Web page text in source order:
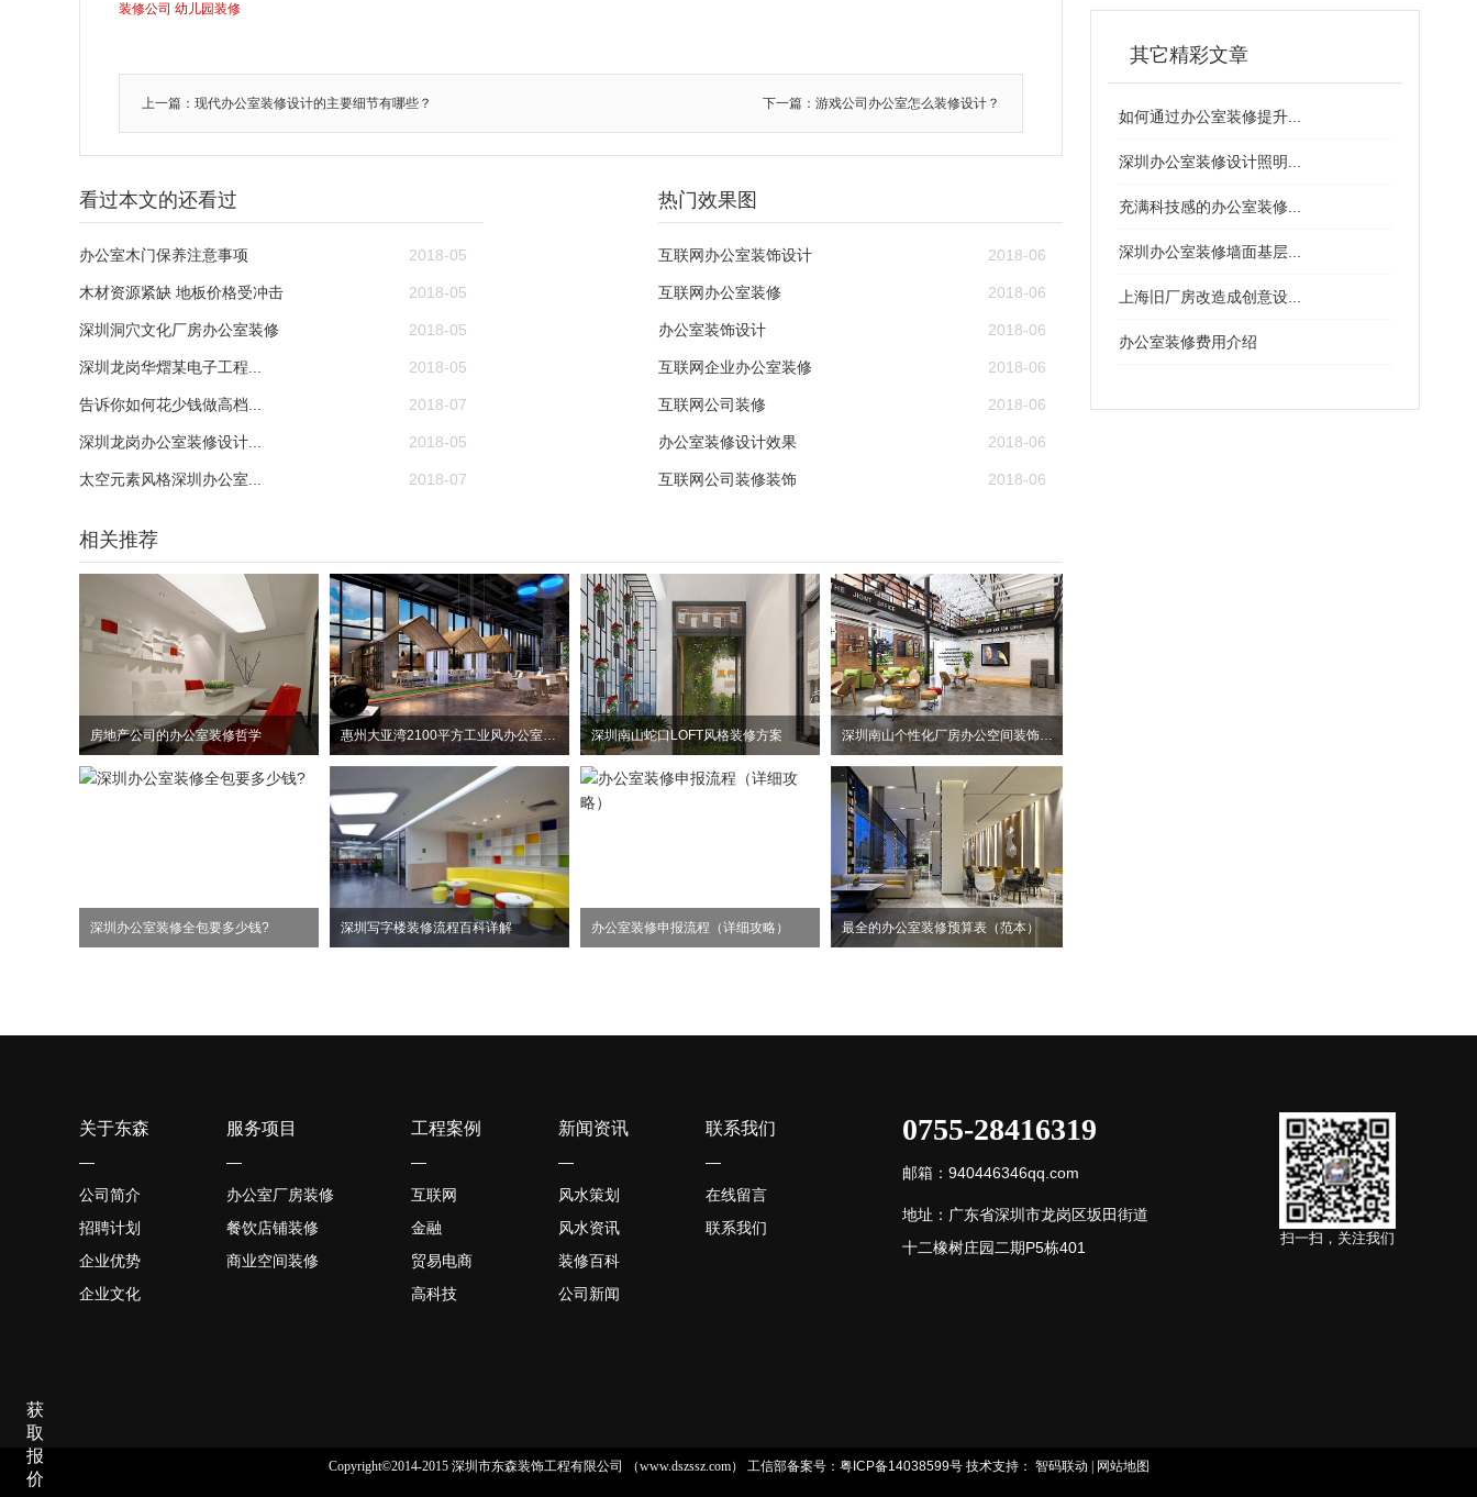
装修公司 幼儿园装修
上一篇：现代办公室装修设计的主要细节有哪些？ 下一篇：游戏公司办公室怎么装修设计？
看过本文的还看过
办公室木门保养注意事项 2018-05
木材资源紧缺 地板价格受冲击 2018-05
深圳洞穴文化厂房办公室装修 2018-05
深圳龙岗华熠某电子工程... 2018-05
告诉你如何花少钱做高档... 2018-07
深圳龙岗办公室装修设计... 2018-05
太空元素风格深圳办公室... 2018-07
热门效果图
互联网办公室装饰设计 2018-06
互联网办公室装修 2018-06
办公室装饰设计 2018-06
互联网企业办公室装修 2018-06
互联网公司装修 2018-06
办公室装修设计效果 2018-06
互联网公司装修装饰 2018-06
相关推荐
房地产公司的办公室装修哲学 惠州大亚湾2100平方工业风办公室装修设计项目 深圳南山蛇口LOFT风格装修方案 深圳南山个性化厂房办公空间装饰设计
深圳办公室装修全包要多少钱? 深圳写字楼装修流程百科详解 办公室装修申报流程（详细攻略） 最全的办公室装修预算表（范本）
其它精彩文章
如何通过办公室装修提升...
深圳办公室装修设计照明...
充满科技感的办公室装修...
深圳办公室装修墙面基层...
上海旧厂房改造成创意设...
办公室装修费用介绍
关于东森
—
公司简介
招聘计划
企业优势
企业文化
服务项目
—
办公室厂房装修
餐饮店铺装修
商业空间装修
工程案例
—
互联网
金融
贸易电商
高科技
新闻资讯
—
风水策划
风水资讯
装修百科
公司新闻
联系我们
—
在线留言
联系我们
0755-28416319
邮箱：940446346qq.com
地址：广东省深圳市龙岗区坂田街道
十二橡树庄园二期P5栋401
扫一扫，关注我们
Copyright©2014-2015 深圳市东森装饰工程有限公司 （www.dszssz.com） 工信部备案号：粤ICP备14038599号 技术支持： 智码联动 网站地图
获
取
报
价